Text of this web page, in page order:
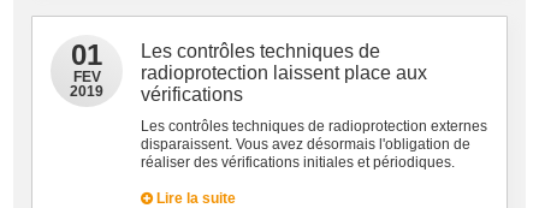
01
FEV
2019
Les contrôles techniques de
radioprotection laissent place aux
vérifications
Les contrôles techniques de radioprotection externes
disparaissent. Vous avez désormais l'obligation de
réaliser des vérifications initiales et périodiques.
Lire la suite